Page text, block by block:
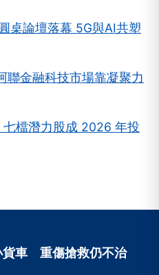
據為行動 提升照護與安
桌論壇落幕 5G與AI共塑
金融科技市場靠凝聚力